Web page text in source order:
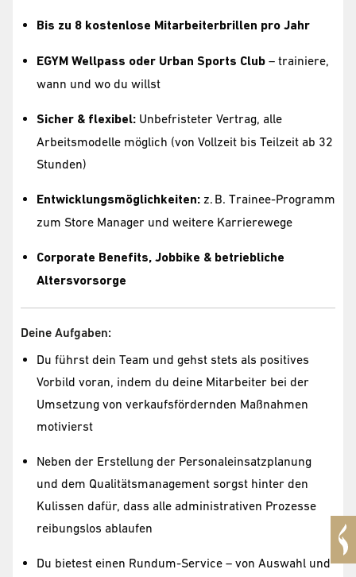
Bis zu 8 kostenlose Mitarbeiterbrillen pro Jahr
EGYM Wellpass oder Urban Sports Club – trainiere,
wann und wo du willst
Sicher & flexibel: Unbefristeter Vertrag, alle
Arbeitsmodelle möglich (von Vollzeit bis Teilzeit ab 32
Stunden)
Entwicklungsmöglichkeiten: z. B. Trainee-Programm
zum Store Manager und weitere Karrierewege
Corporate Benefits, Jobbike & betriebliche
Altersvorsorge
Deine Aufgaben:
Du führst dein Team und gehst stets als positives
Vorbild voran, indem du deine Mitarbeiter bei der
Umsetzung von verkaufsfördernden Maßnahmen
motivierst
Neben der Erstellung der Personaleinsatzplanung
und dem Qualitätsmanagement sorgst hinter den
Kulissen dafür, dass alle administrativen Prozesse
reibungslos ablaufen
Du bietest einen Rundum-Service – von Auswahl und